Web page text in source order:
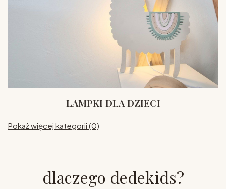
LAMPKI DLA DZIECI
Pokaż więcej kategorii (0)
dlaczego dedekids?